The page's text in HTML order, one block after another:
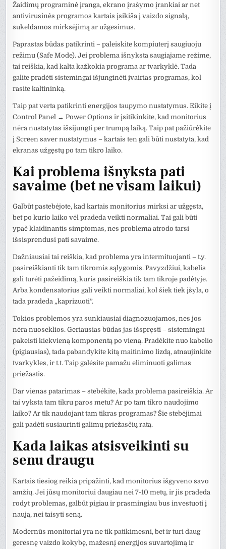
Žaidimų programinė įranga, ekrano įrašymo įrankiai ar net
antivirusinės programos kartais įsikiša į vaizdo signalą,
sukeldamos mirksėjimą ar užgesimus.
Paprastas būdas patikrinti – paleiskite kompiuterį saugiuoju
režimu (Safe Mode). Jei problema išnyksta saugiajame režime,
tai reiškia, kad kalta kažkokia programa ar tvarkyklė. Tada
galite pradėti sistemingai išjunginėti įvairias programas, kol
rasite kaltininką.
Taip pat verta patikrinti energijos taupymo nustatymus. Eikite į
Control Panel → Power Options ir įsitikinkite, kad monitorius
nėra nustatytas išsijungti per trumpą laiką. Taip pat pažiūrėkite
į Screen saver nustatymus – kartais ten gali būti nustatyta, kad
ekranas užgęstų po tam tikro laiko.
Kai problema išnyksta pati
savaime (bet ne visam laikui)
Galbūt pastebėjote, kad kartais monitorius mirksi ar užgęsta,
bet po kurio laiko vėl pradeda veikti normaliai. Tai gali būti
ypač klaidinantis simptomas, nes problema atrodo tarsi
išsisprendusi pati savaime.
Dažniausiai tai reiškia, kad problema yra intermituojanti – t.y.
pasireiškianti tik tam tikromis sąlygomis. Pavyzdžiui, kabelis
gali turėti pažeidimą, kuris pasireiškia tik tam tikroje padėtyje.
Arba kondensatorius gali veikti normaliai, kol šiek tiek įšyla, o
tada pradeda „kaprizuoti”.
Tokios problemos yra sunkiausiai diagnozuojamos, nes jos
nėra nuoseklios. Geriausias būdas jas išspręsti – sistemingai
pakeisti kiekvieną komponentą po vieną. Pradėkite nuo kabelio
(pigiausias), tada pabandykite kitą maitinimo lizdą, atnaujinkite
tvarkykles, ir t.t. Taip galėsite pamažu eliminuoti galimas
priežastis.
Dar vienas patarimas – stebėkite, kada problema pasireiškia. Ar
tai vyksta tam tikru paros metu? Ar po tam tikro naudojimo
laiko? Ar tik naudojant tam tikras programas? Šie stebėjimai
gali padėti susiaurinti galimų priežasčių ratą.
Kada laikas atsisveikinti su
senu draugu
Kartais tiesiog reikia pripažinti, kad monitorius išgyveno savo
amžių. Jei jūsų monitoriui daugiau nei 7-10 metų, ir jis pradeda
rodyt problemas, galbūt pigiau ir prasmingiau bus investuoti į
naują, nei taisyti seną.
Modernūs monitoriai yra ne tik patikimesni, bet ir turi daug
geresnę vaizdo kokybę, mažesnį energijos suvartojimą ir